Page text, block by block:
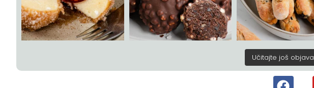
Učitajte još objava